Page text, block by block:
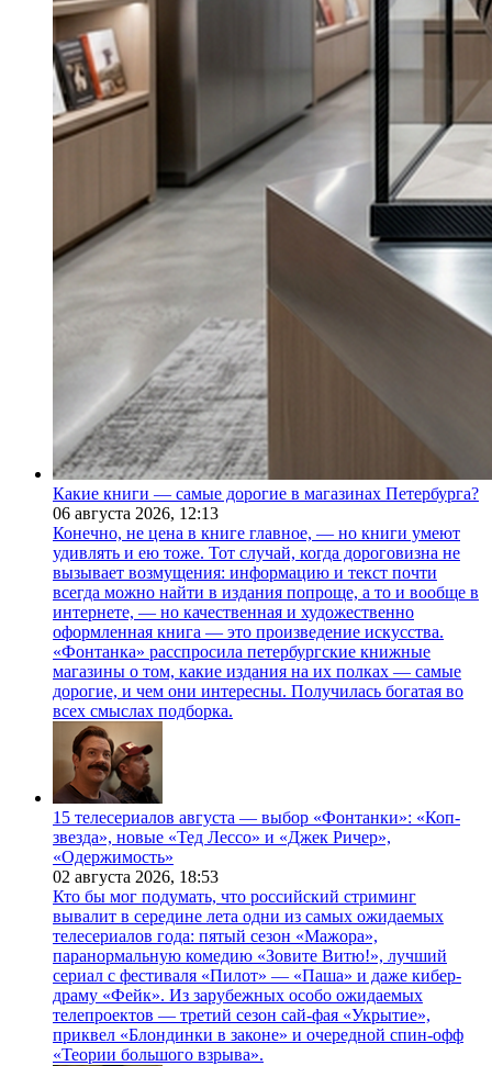
Какие книги — самые дорогие в магазинах Петербурга?
06 августа 2026, 12:13
Конечно, не цена в книге главное, — но книги умеют
удивлять и ею тоже. Тот случай, когда дороговизна не
вызывает возмущения: информацию и текст почти
всегда можно найти в издания попроще, а то и вообще в
интернете, — но качественная и художественно
оформленная книга — это произведение искусства.
«Фонтанка» расспросила петербургские книжные
магазины о том, какие издания на их полках — самые
дорогие, и чем они интересны. Получилась богатая во
всех смыслах подборка.
15 телесериалов августа — выбор «Фонтанки»: «Коп-
звезда», новые «Тед Лессо» и «Джек Ричер»,
«Одержимость»
02 августа 2026, 18:53
Кто бы мог подумать, что российский стриминг
вывалит в середине лета одни из самых ожидаемых
телесериалов года: пятый сезон «Мажора»,
паранормальную комедию «Зовите Витю!», лучший
сериал с фестиваля «Пилот» — «Паша» и даже кибер-
драму «Фейк». Из зарубежных особо ожидаемых
телепроектов — третий сезон сай-фая «Укрытие»,
приквел «Блондинки в законе» и очередной спин-офф
«Теории большого взрыва».